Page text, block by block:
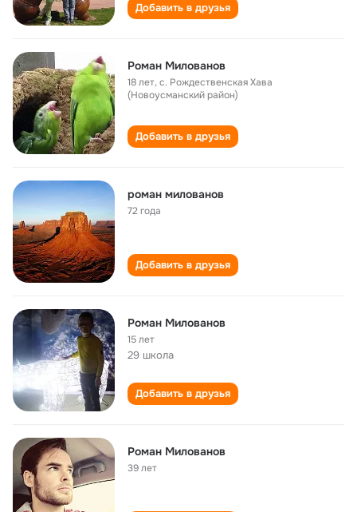
Добавить в друзья
Роман Милованов
18 лет,с. Рождественская Хава
(Новоусманский район)
Добавить в друзья
роман милованов
72 года
Добавить в друзья
Роман Милованов
15 лет
29 школа
Добавить в друзья
Роман Милованов
39 лет